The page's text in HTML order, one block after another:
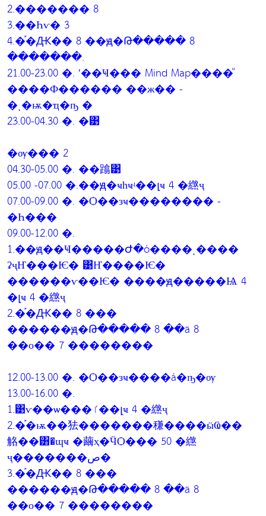
2.������� 8
3.��Һѵ� 3
4.�֡�Ԫ�� 8 ��ԭ�Թ����� 8
�������.
21.00-23.00 �. ʹ��Ҹ��� Mind Map����ͧ
����Ф������ ��ж�� -
�ͺ�ѭ�ҵ�ҧ �
23.00-04.30 �. �͹
�ѹ��� 2
04.30-05.00 �. ��蹹͹
05.00 -07.00 �.��ԭ�ҹһҹʵ��լҹ 4 �繺ҷ
07.00-09.00 �. �Ѻ��зҹ�������� -
�Һ���
09.00-12.00 �.
1.��ԭ��Ҹ�����Ժ�ó����ͺ����
ʡҷҤ���Ѥ� ͹Ҥ����Ѥ�
������ѵ��Ѥ� ����ԭ�����Ѩ 4
�լҹ 4 �繺ҷ
2.�֡�Ԫ�� 8 ���
������ԭ�Թ����� 8 ��ä 8
��о�� 7 ��������
12.00-13.00 �. �Ѻ��зҹ����á�ҧ�ѹ
13.00-16.00 �.
1.͹ѵ��ѡ���ٵ��լҹ 4 �繺ҷ
2.�֡�ѭ��㹤�������稴����ӹҨ��
觡��͸�ɰҹ �繭ҳ�ӴѺ��� 50 �繺
ҷ�������ص�
3.�֡�Ԫ�� 8 ���
������ԭ�Թ����� 8 ��ä 8
��о�� 7 ��������